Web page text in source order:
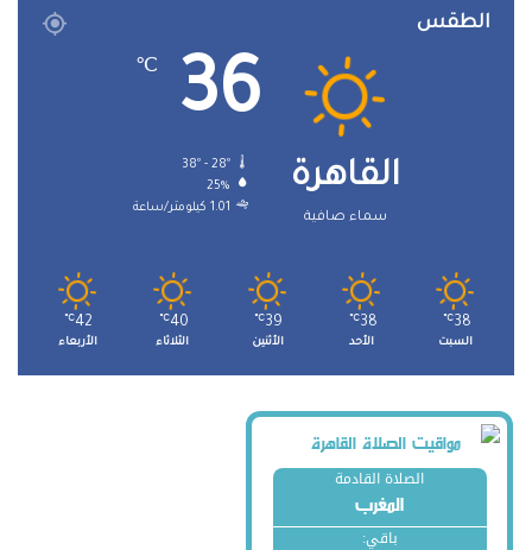
الطقس
القاهرة
سماء صافية
36
℃
38º - 28º
25%
1.01 كيلومتر/ساعة
38
℃
السبت
38
℃
الأحد
39
℃
الأثنين
40
℃
الثلاثاء
42
℃
الأربعاء